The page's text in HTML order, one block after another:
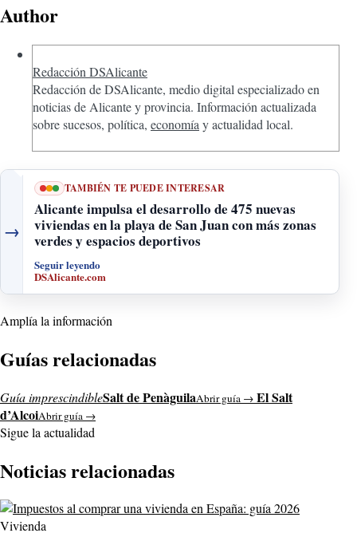
Author
Redacción DSAlicante
Redacción de DSAlicante, medio digital especializado en
noticias de Alicante y provincia. Información actualizada
sobre sucesos, política, economíay actualidad local.
→
TAMBIÉN TE PUEDE INTERESAR
Alicante impulsa el desarrollo de 475 nuevas
viviendas en la playa de San Juan con más zonas
verdes y espacios deportivos
Seguir leyendo
DSAlicante.com
Amplía la información
Guías relacionadas
Guía imprescindibleSalt de PenàguilaAbrir guía → El Salt
d’AlcoiAbrir guía →
Sigue la actualidad
Noticias relacionadas
Vivienda